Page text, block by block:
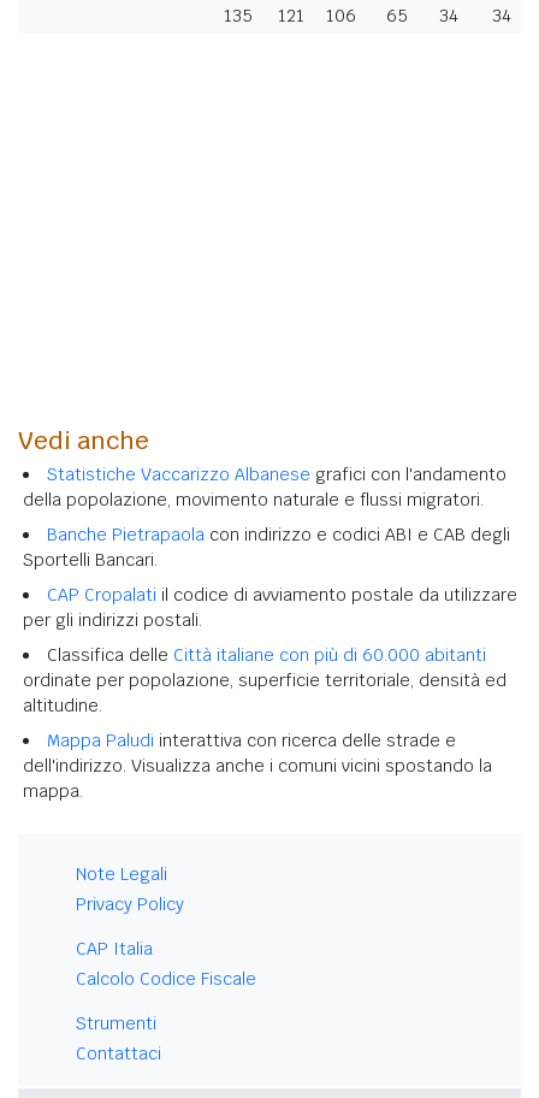
135
121 106 65 34 34
Vedi anche
Statistiche Vaccarizzo Albanese grafici con l'andamento
della popolazione, movimento naturale e flussi migratori.
Banche Pietrapaola con indirizzo e codici ABI e CAB degli
Sportelli Bancari.
CAP Cropalati il codice di avviamento postale da utilizzare
per gli indirizzi postali.
Classifica delle Città italiane con più di 60.000 abitanti
ordinate per popolazione, superficie territoriale, densità ed
altitudine.
Mappa Paludi interattiva con ricerca delle strade e
dell'indirizzo. Visualizza anche i comuni vicini spostando la
mappa.
Note Legali
Privacy Policy
CAP Italia
Calcolo Codice Fiscale
Strumenti
Contattaci